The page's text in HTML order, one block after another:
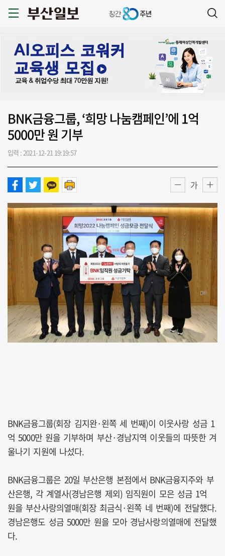
BNK금융그룹, ‘희망 나눔캠페인’에 1억
5000만 원 기부
입력 : 2021-12-21 19:19:57
가
BNK금융그룹(회장 김지완·왼쪽 세 번째)이 이웃사랑 성금 1
억 5000만 원을 기부하며 부산·경남지역 이웃들의 따뜻한 겨
울나기 지원에 나섰다.
BNK금융그룹은 20일 부산은행 본점에서 BNK금융지주와 부
산은행, 각 계열사(경남은행 제외) 임직원이 모은 성금 1억
원을 부산사랑의열매(회장 최금식·왼쪽 네 번째)에 전달했다.
경남은행도 성금 5000만 원을 모아 경남사랑의열매에 전달했
다.